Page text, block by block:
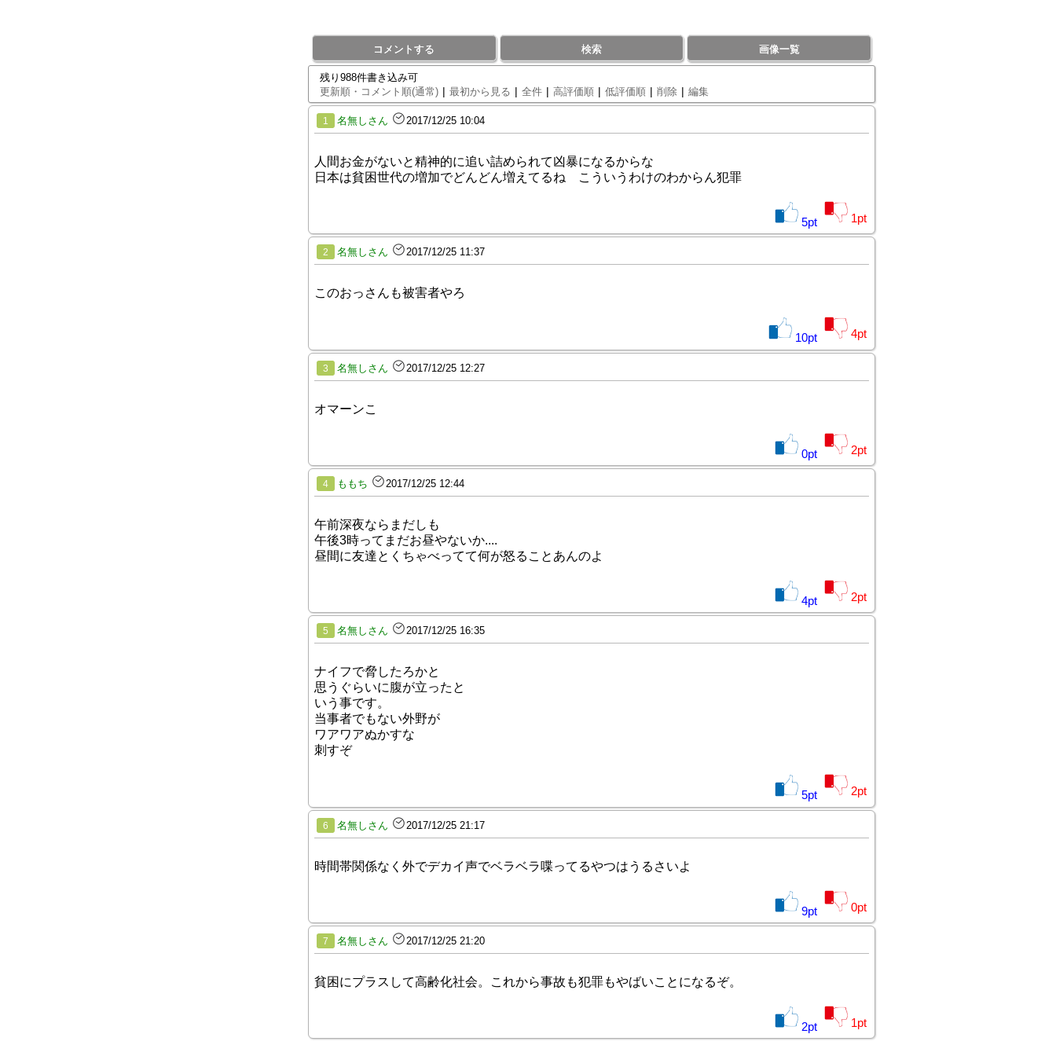
コメントする 検索 画像一覧
残り988件書き込み可
更新順・コメント順(通常) | 最初から見る | 全件 | 高評価順 | 低評価順 | 削除 | 編集
1 名無しさん 2017/12/25 10:04
人間お金がないと精神的に追い詰められて凶暴になるからな
日本は貧困世代の増加でどんどん増えてるね こういうわけのわからん犯罪
5pt 1pt
2 名無しさん 2017/12/25 11:37
このおっさんも被害者やろ
10pt 4pt
3 名無しさん 2017/12/25 12:27
オマーンこ
0pt 2pt
4 ももち 2017/12/25 12:44
午前深夜ならまだしも
午後3時ってまだお昼やないか....
昼間に友達とくちゃべってて何が怒ることあんのよ
4pt 2pt
5 名無しさん 2017/12/25 16:35
ナイフで脅したろかと
思うぐらいに腹が立ったと
いう事です。
当事者でもない外野が
ワアワアぬかすな
刺すぞ
5pt 2pt
6 名無しさん 2017/12/25 21:17
時間帯関係なく外でデカイ声でベラベラ喋ってるやつはうるさいよ
9pt 0pt
7 名無しさん 2017/12/25 21:20
貧困にプラスして高齢化社会。これから事故も犯罪もやばいことになるぞ。
2pt 1pt